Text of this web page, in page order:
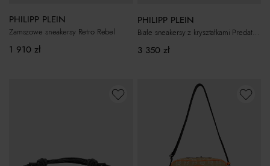
PHILIPP PLEIN
Zamszowe sneakersy Retro Rebel
1 910 zł
PHILIPP PLEIN
Białe sneakersy z kryształkami Predator Strass
3 350 zł